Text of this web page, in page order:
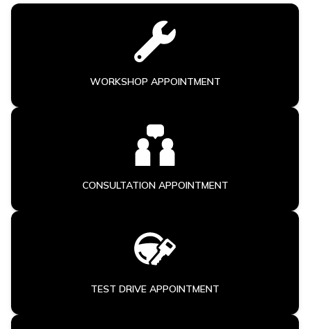
WORKSHOP APPOINTMENT
CONSULTATION APPOINTMENT
TEST DRIVE APPOINTMENT